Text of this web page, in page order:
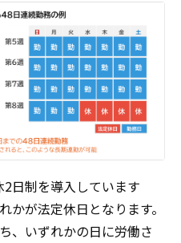
日制を導入しています
かが法定休日となります。
、いずれかの日に労働さ